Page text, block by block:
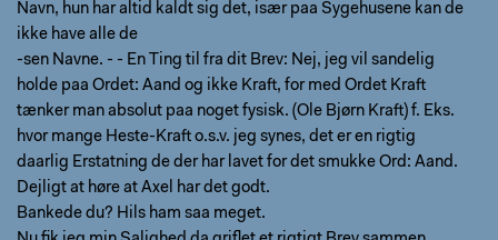
Navn, hun har altid kaldt sig det, især paa Sygehusene kan de
ikke have alle de
-sen Navne. - - En Ting til fra dit Brev: Nej, jeg vil sandelig
holde paa Ordet: Aand og ikke Kraft, for med Ordet Kraft
tænker man absolut paa noget fysisk. (Ole Bjørn Kraft) f. Eks.
hvor mange Heste-Kraft o.s.v. jeg synes, det er en rigtig
daarlig Erstatning de der har lavet for det smukke Ord: Aand.
Dejligt at høre at Axel har det godt.
Bankede du? Hils ham saa meget.